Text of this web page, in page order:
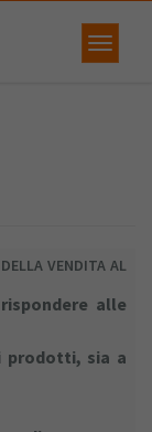
VENDITA AL
alle
prodotti, sia a